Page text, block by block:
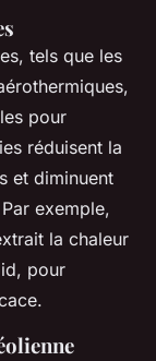
tels que les
pour
réduisent la
et diminuent
exemple,
la chaleur
pour